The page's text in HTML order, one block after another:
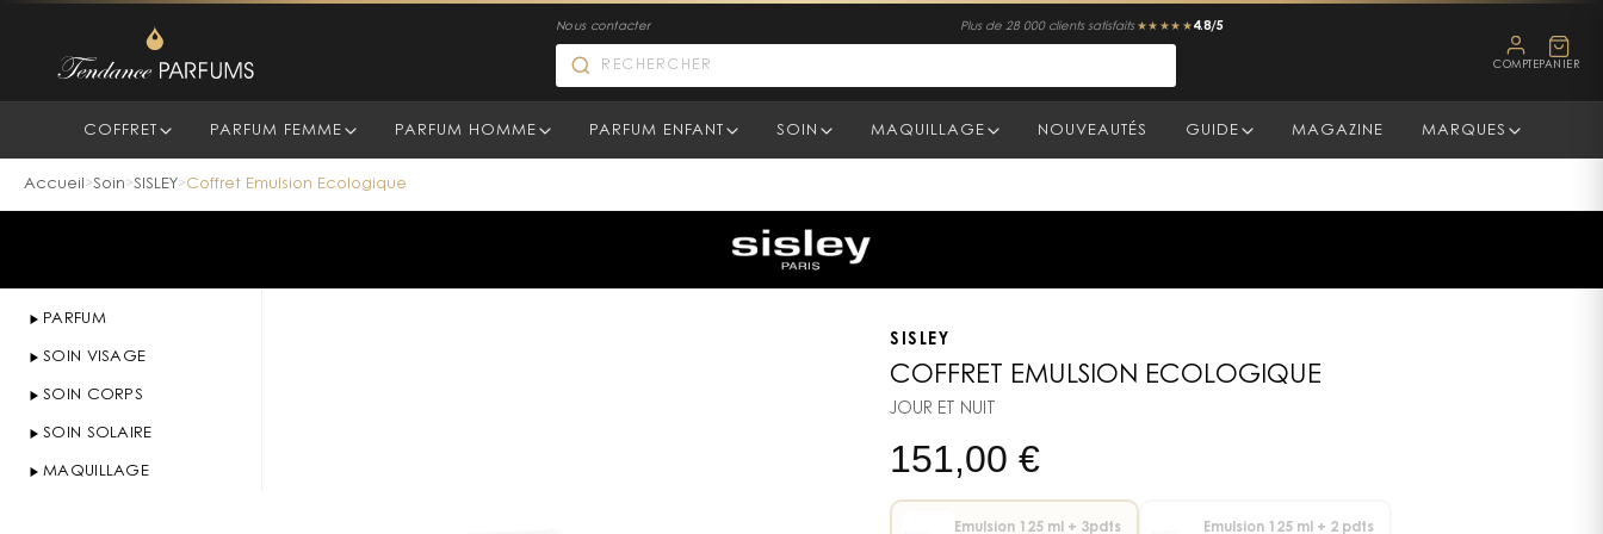
Nous contacter Plus de 28 000 clients satisfaits ★★★★★ 4.8/5
COMPTE PANIER
COFFRET PARFUM FEMME PARFUM HOMME PARFUM ENFANT SOIN MAQUILLAGE NOUVEAUTÉS GUIDE MAGAZINE MARQUES
Accueil >Soin>SISLEY>Coffret Emulsion Ecologique
PARFUM
SOIN VISAGE
SOIN CORPS
SOIN SOLAIRE
MAQUILLAGE
SISLEY
COFFRET EMULSION ECOLOGIQUE
JOUR ET NUIT
151,00 €
Emulsion 125 ml + 3pdts Emulsion 125 ml + 2 pdts